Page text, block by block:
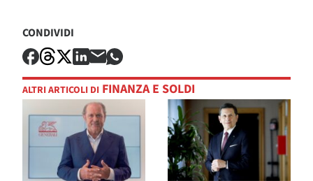
CONDIVIDI
ALTRI ARTICOLI DI FINANZA E SOLDI